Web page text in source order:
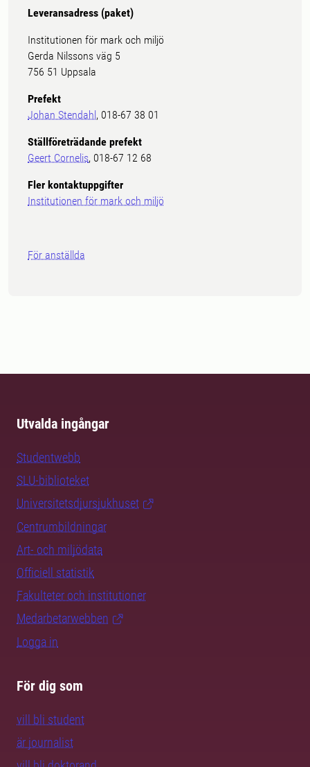
Leveransadress (paket)
Institutionen för mark och miljö
Gerda Nilssons väg 5
756 51 Uppsala
Prefekt
Johan Stendahl , 018-67 38 01
Ställföreträdande prefekt
Geert Cornelis, 018-67 12 68
Fler kontaktuppgifter
Institutionen för mark och miljö
För anställda
Utvalda ingångar
Studentwebb
SLU-biblioteket
Universitetsdjursjukhuset
Centrumbildningar
Art- och miljödata
Officiell statistik
Fakulteter och institutioner
Medarbetarwebben
Logga in
För dig som
vill bli student
är journalist